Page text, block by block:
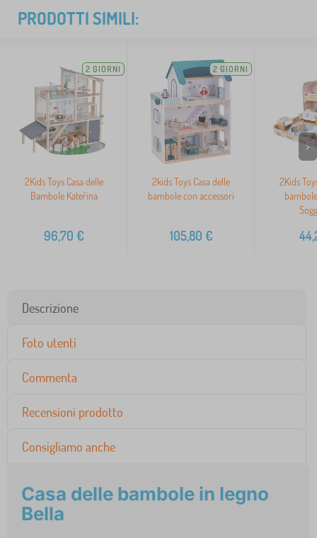
PRODOTTI SIMILI:
2 GIORNI
2Kids Toys Casa delle
Bambole Kateřina
96,70 €
2 GIORNI
2kids Toys Casa delle
bambole con accessori
105,80 €
2Kids
>
Descrizione
Foto utenti
Commenta
Recensioni prodotto
Consigliamo anche
Casa delle bambole in legno
Bella